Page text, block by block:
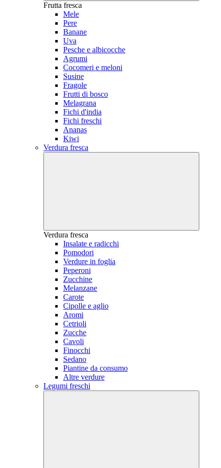
Frutta fresca
Mele
Pere
Banane
Uva
Pesche e albicocche
Agrumi
Cocomeri e meloni
Susine
Fragole
Frutti di bosco
Melagrana
Fichi d'india
Fichi freschi
Ananas
Kiwi
Verdura fresca
Verdura fresca
Insalate e radicchi
Pomodori
Verdure in foglia
Peperoni
Zucchine
Melanzane
Carote
Cipolle e aglio
Aromi
Cetrioli
Zucche
Cavoli
Finocchi
Sedano
Piantine da consumo
Altre verdure
Legumi freschi